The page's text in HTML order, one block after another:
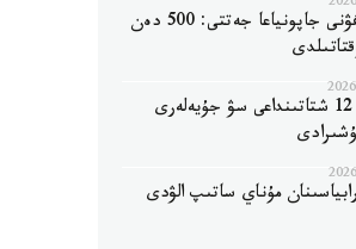
«دەلفين» تايفۋنى جاپونياعا جەتتى: 500 دەن
ا ق ش- تىڭ 12 شتاتىنداعى سۋ جۇيەلەرى
مۇناي ساتىپ الۋدى